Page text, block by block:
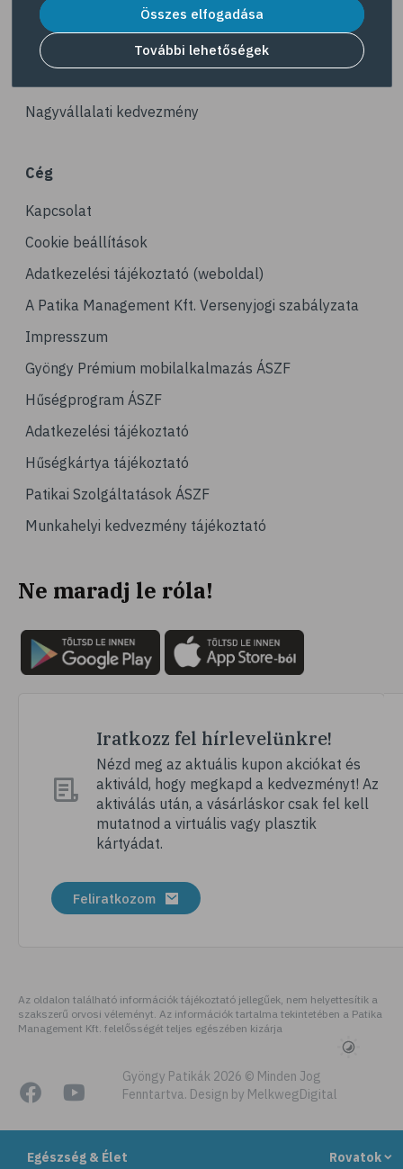
Egészség & Élet Rovatok
# ízületi fájdalom
# ízületek
# csontok
# porckopás
# csonttörés
# mozgásszervi problémák
# köszvény
# ínhüvelygyulladás
# tél
# vérnyomásmérés
# kardiológia
# kardiovaszkuláris betegségek
# szív- és érrendszer
# vérnyomás
# mozgás
# pszichológia
# hátfájás
# vérnyomáscsökkentés
# megfázás
# influenza
# fertőző betegségek
# köhögés
# immunerősítés
# kézmosás
# szépségápolás
# bőrápolás
# izlandi zuzmó
Dermokozmetikumok
Gyöngy Patika Magazin
Nagyvállalati kedvezmény
Cég
Kapcsolat
Cookie beállítások
Adatkezelési tájékoztató (weboldal)
A Patika Management Kft. Versenyjogi szabályzata
Impresszum
Gyöngy Prémium mobilalkalmazás ÁSZF
Hűségprogram ÁSZF
Adatkezelési tájékoztató
Hűségkártya tájékoztató
Patikai Szolgáltatások ÁSZF
Munkahelyi kedvezmény tájékoztató
Ne maradj le róla!
Iratkozz fel hírlevelünkre!
Nézd meg az aktuális kupon akciókat és
aktiváld, hogy megkapd a kedvezményt! Az
aktiválás után, a vásárláskor csak fel kell
mutatnod a virtuális vagy plasztik
kártyádat.
Feliratkozom
Az oldalon található információk tájékoztató jellegűek, nem helyettesítik a
szakszerű orvosi véleményt. Az információk tartalma tekintetében a Patika
Management Kft. felelősségét teljes egészében kizárja
Gyöngy Patikák 2026 © Minden Jog
Fenntartva. Design by MelkwegDigital
Összes elfogadása
További lehetőségek